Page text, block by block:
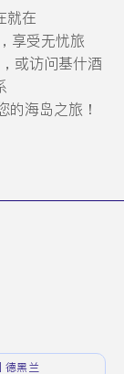
就在
享受无忧旅
或访问基什酒
海岛之旅！
德黑兰